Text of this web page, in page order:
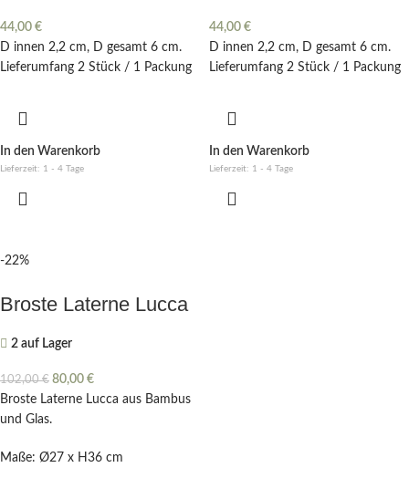
44,00 €
D innen 2,2 cm, D gesamt 6 cm.
Lieferumfang 2 Stück / 1 Packung
In den Warenkorb
Lieferzeit: 1 - 4 Tage
44,00 €
D innen 2,2 cm, D gesamt 6 cm.
Lieferumfang 2 Stück / 1 Packung
In den Warenkorb
Lieferzeit: 1 - 4 Tage
-22%
Broste Laterne Lucca
2 auf Lager
102,00€ 80,00 €
Broste Laterne Lucca aus Bambus
und Glas.
Maße: Ø27 x H36 cm